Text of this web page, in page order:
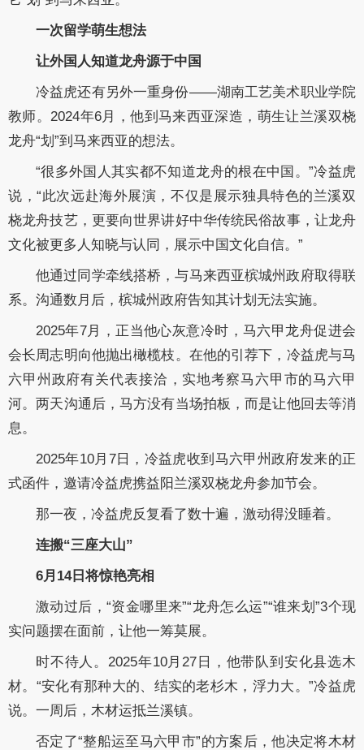
一次留学萌生想法
让外国人知道龙舟源于中国
冷益虎还有另外一重身份——湖南工艺美术职业学院
教师。2024年6月，他到马来西亚深造，萌生让兰溪双桡
龙舟“划”到马来西亚的想法。
“很多外国人其实都不知道龙舟的根在中国。”冷益虎
说，“此次远赴海外展演，不仅是展示独具特色的兰溪双
桡龙舟技艺，更要向世界讲好中华传统民俗故事，让龙舟
文化被更多人知晓与认同，展示中国文化自信。”
他通过同学牵线搭桥，与马来西亚槟城州政府取得联
系。沟通数月后，槟城州政府告知其计划无法实施。
2025年7月，正当他心灰意冷时，马六甲龙舟促进会
会长周志明向他抛出橄榄枝。在他的引荐下，冷益虎与马
六甲州政府有关代表接洽，实地考察马六甲市的马六甲
河。两天沟通后，马方没有当场拍板，而是让他回去等消
息。
2025年10月7日，冷益虎收到马六甲州政府发来的正
式函件，邀请冷益虎携益阳兰溪双桡龙舟参加节会。
那一夜，冷益虎反复看了数十遍，激动得没睡着。
连搬“三座大山”
6月14日将惊艳亮相
激动过后，“资金哪里来”“龙舟怎么运”“谁来划”3个现
实问题摆在面前，让他一筹莫展。
时不待人。2025年10月27日，他带队到安化县选木
材。“安化有那种大的、结实的老杉木，浮力大。”冷益虎
说。一周后，木材运抵兰溪镇。
否定了“整船运至马六甲市”的方案后，他决定将木材